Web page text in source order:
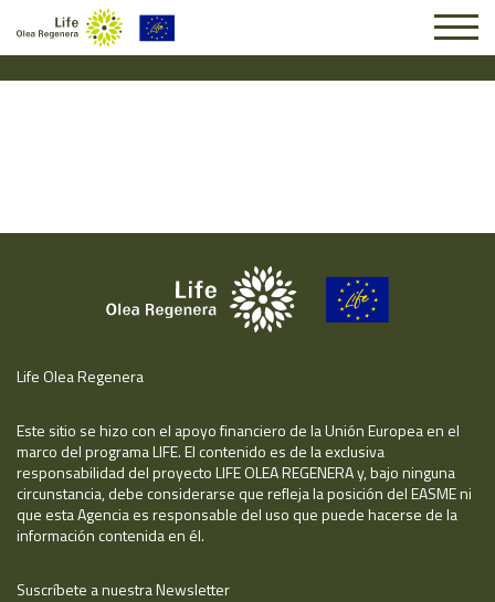
Solicitud #25596
Life Olea Regenera
Este sitio se hizo con el apoyo financiero de la Unión Europea en el
marco del programa LIFE. El contenido es de la exclusiva
responsabilidad del proyecto LIFE OLEA REGENERA y, bajo ninguna
circunstancia, debe considerarse que refleja la posición del EASME ni
que esta Agencia es responsable del uso que puede hacerse de la
información contenida en él.
Suscríbete a nuestra Newsletter